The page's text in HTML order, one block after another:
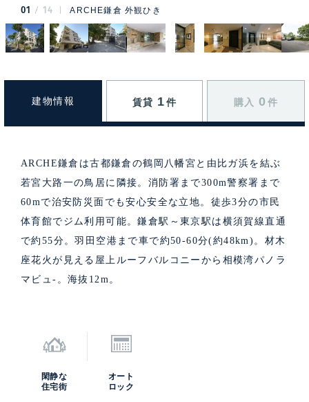
01 14 ARCHE鎌倉 外観ひき
建物情報 賃貸 1 件 購入 0 件
ARCHE鎌倉は古都鎌倉の鶴岡八幡宮と由比ガ浜を結ぶ
若宮大路一の鳥居に隣接。消防署まで300m警察署まで
60mで治安防災面でも安心安全な立地。徒歩3分の市民
体育館でジム利用可能。鎌倉駅～東京駅は横須賀線直通
で約55分。羽田空港まで車で約50-60分(約48km)。材木
座花火が見える屋上ルーフバルコニーから相模湾パノラ
マビュ-。海抜12m。
閑静な
住宅街
オート
ロック